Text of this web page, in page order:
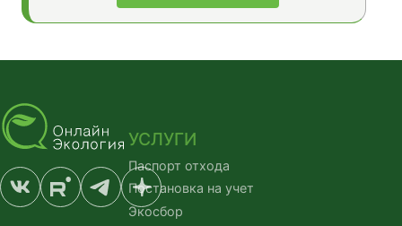
УСЛУГИ
Паспорт отхода
Постановка на учет
Экосбор